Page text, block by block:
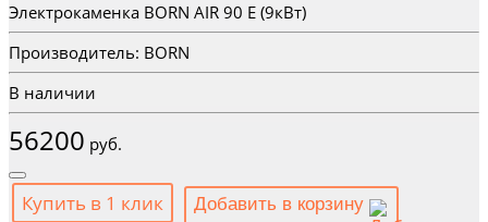
Электрокаменка BORN AIR 90 Е (9кВт)
Производитель: BORN
В наличии
56200 руб.
Купить в 1 клик Добавить в корзину